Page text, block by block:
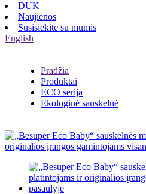
DUK
Naujienos
Susisiekite su mumis
English
Pradžia
Produktai
ECO serija
Ekologinė sauskelnė